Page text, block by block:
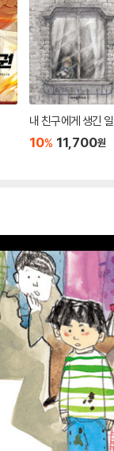
내 친구에게 생긴 일
10% 11,700원